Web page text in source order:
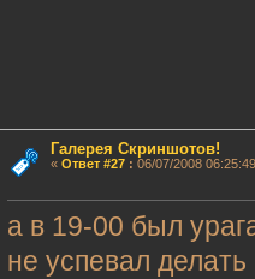
Галерея Скриншотов!
« Ответ #27: 06/07/2008
а в 19-00 был
не успевал